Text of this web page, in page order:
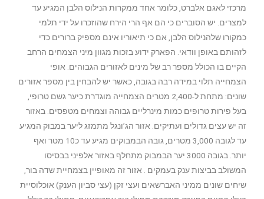
מרכזי לאגם אלברט, כלומר אחד ממקרות הנילוס הלבן המגיע עד
למצרים. יש הסוברים כי הם אף הרי הירח שהוזכרו על ידי תלמי
כמקורו שלהנילוס הלבן, אם כי תיאוריו אינם מספיק ברורים כדי
לזהותם באופן וודאי. הפארק ידוע בזכות מגוון מיני הצמחים הרחב
הקיים בו הכולל מספר רב של מינים לאזורים הגבוהים. אופי
הצמחייה תלוי במידה רבה בגובה, כאשר יש להבחין בין מספר אזורים
שונים: מתחת ל-2,400 מטרים הצמחייה מוגדרת כיער גשם טרופי,
בעל פירות טרופים כמות מינרליים גבוהה וצמחים מטפסים. באזור
זה יש עצים גדולים ועתיקים. אזור הג’ונגל מתמזג ליער במבוק המגיע
עד לגובה 3,000 מטרים, גובה הבמבוקים מגיע עד כ10 מטר ואף
יותר. בגובה 3000 יער הבמבוק מתחלף באזור אלפיני בבסיסו
המשולב בביצות ענק בעמקים . אזור זה מאופיין בצמחיית שדה בור,
שיחים שונים ממיני האברשאים ועצי זקן (עצי סביון הענק) אוכלוסיית